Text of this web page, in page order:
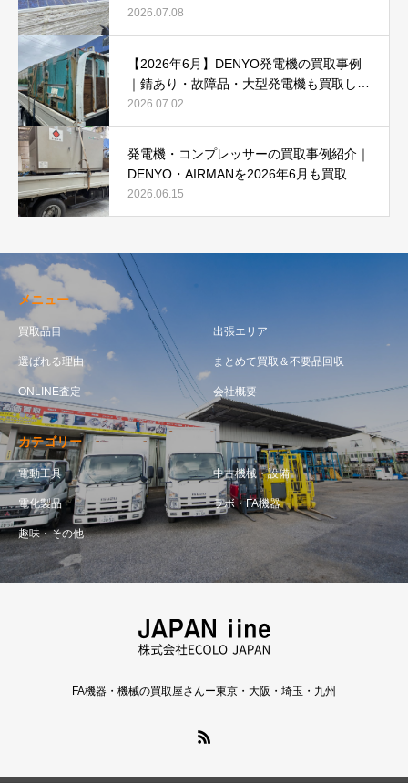
強化中です(^^♪
2026.07.08
【2026年6月】DENYO発電機の買取事例
｜錆あり・故障品・大型発電機も買取しま
した
2026.07.02
発電機・コンプレッサーの買取事例紹介｜
DENYO・AIRMANを2026年6月も買取強
化中
2026.06.15
メニュー
買取品目 出張エリア
選ばれる理由 まとめて買取＆不要品回収
ONLINE査定 会社概要
カテゴリー
電動工具 中古機械・設備
電化製品 ラボ・FA機器
趣味・その他
FA機器・機械の買取屋さんー東京・大阪・埼玉・九州